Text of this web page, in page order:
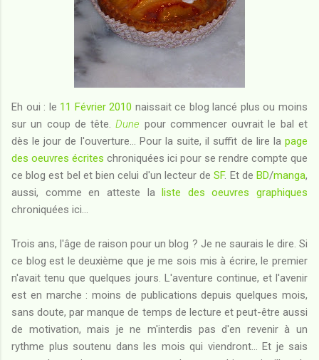
Eh oui : le 11 Février 2010 naissait ce blog lancé plus ou moins
sur un coup de tête.Dune pour commencer ouvrait le bal et
dès le jour de l'ouverture... Pour la suite, il suffit de lire la page
des oeuvres écrites chroniquées ici pour se rendre compte que
ce blog est bel et bien celui d'un lecteur deSF. Et deBD/manga,
aussi, comme en atteste laliste des oeuvres graphiques
chroniquées ici...
Trois ans, l'âge de raison pour un blog ? Je ne saurais le dire. Si
ce blog est le deuxième que je me sois mis à écrire, le premier
n'avait tenu que quelques jours. L'aventure continue, et l'avenir
est en marche : moins de publications depuis quelques mois,
sans doute, par manque de temps de lecture et peut-être aussi
de motivation, mais je ne m'interdis pas d'en revenir à un
rythme plus soutenu dans les mois qui viendront... Et je sais